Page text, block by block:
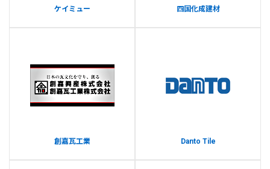
ケイミュー 四国化成建材
創嘉瓦工業 Danto Tile